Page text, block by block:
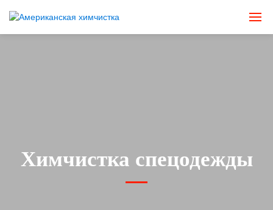
Химчистка спецодежды